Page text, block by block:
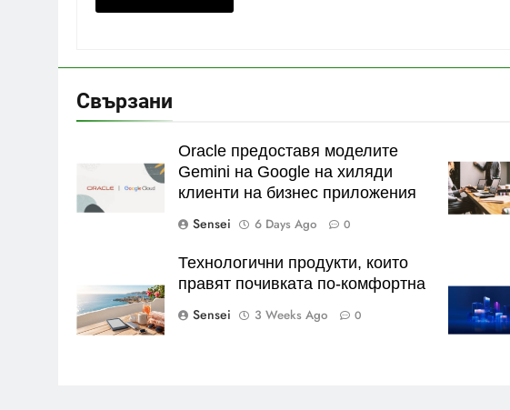
Свързани
Oracle предоставя моделите
Gemini на Google на хиляди
клиенти на бизнес приложения
Sensei
6 Days Ago 0
Технологични продукти, които
правят почивката по-комфортна
Sensei
3 Weeks Ago 0